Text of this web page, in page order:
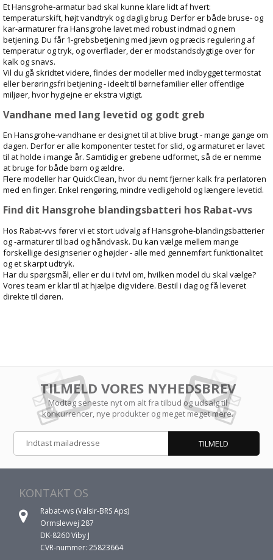
Et Hansgrohe-armatur bad skal kunne klare lidt af hvert:
temperaturskift, højt vandtryk og daglig brug. Derfor er både bruse- og
kar-armaturer fra Hansgrohe lavet med robust indmad og nem
betjening. Du får 1-grebsbetjening med jævn og præcis regulering af
temperatur og tryk, og overflader, der er modstandsdygtige over for
kalk og snavs.
Vil du gå skridtet videre, findes der modeller med indbygget termostat
eller berøringsfri betjening - ideelt til børnefamilier eller offentlige
miljøer, hvor hygiejne er ekstra vigtigt.
Vandhane med lang levetid og godt greb
En Hansgrohe-vandhane er designet til at blive brugt - mange gange om
dagen. Derfor er alle komponenter testet for slid, og armaturet er lavet
til at holde i mange år. Samtidig er grebene udformet, så de er nemme
at bruge for både børn og ældre.
Flere modeller har QuickClean, hvor du nemt fjerner kalk fra perlatoren
med en finger. Enkel rengøring, mindre vedligehold og længere levetid.
Find dit Hansgrohe blandingsbatteri hos Rabat-vvs
Hos Rabat-vvs fører vi et stort udvalg af Hansgrohe-blandingsbatterier
og -armaturer til bad og håndvask. Du kan vælge mellem mange
forskellige designserier og højder - alle med gennemført funktionalitet
og et skarpt udtryk.
Har du spørgsmål, eller er du i tvivl om, hvilken model du skal vælge?
Vores team er klar til at hjælpe dig videre. Bestil i dag og få leveret
direkte til døren.
TILMELD VORES NYHEDSBREV
Modtag seneste nyt om alt fra tilbud og udsalg til
konkurrencer, nye produkter og meget meget mere.
KONTAKT OS
Rabat-vvs (Valsir-BRS Aps)
Ormslevvej 287
DK-8260 Viby J
CVR-nummer: 25823664